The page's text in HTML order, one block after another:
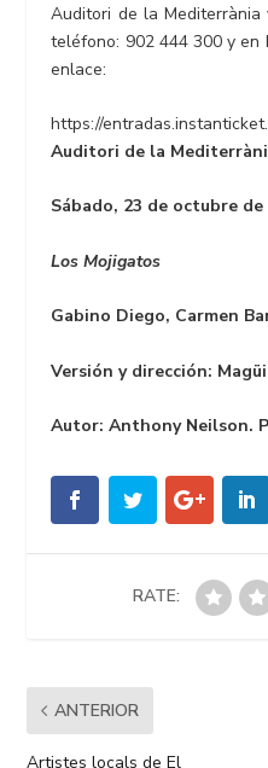
Auditori de la
teléfono: 902 444 300 y
enlace:
https://
Auditori de la
Sábado, 23 de octubre de
Los Mojigatos
Gabino Diego, Carmen
Versión y dirección:
Autor: Anthony Neilson.
RATE:
ANTERIOR
Artistes locals de El